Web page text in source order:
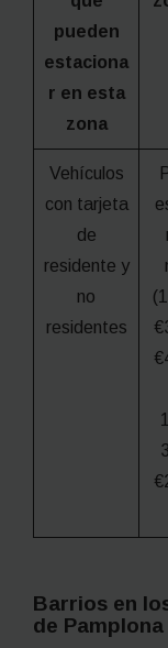
pueden
estaciona
r en esta
zona
Vehículos
con tarjeta
de
residente y
no
residentes
Barrios en
de Pamplona